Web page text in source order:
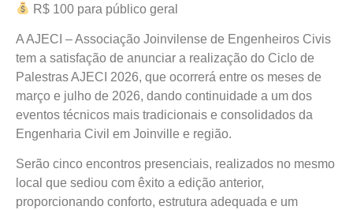
R$ 100 para público geral
A AJECI – Associação Joinvilense de Engenheiros Civis
tem a satisfação de anunciar a realização do Ciclo de
Palestras AJECI 2026, que ocorrerá entre os meses de
março e julho de 2026, dando continuidade a um dos
eventos técnicos mais tradicionais e consolidados da
Engenharia Civil em Joinville e região.
Serão cinco encontros presenciais, realizados no mesmo
local que sediou com êxito a edição anterior,
proporcionando conforto, estrutura adequada e um